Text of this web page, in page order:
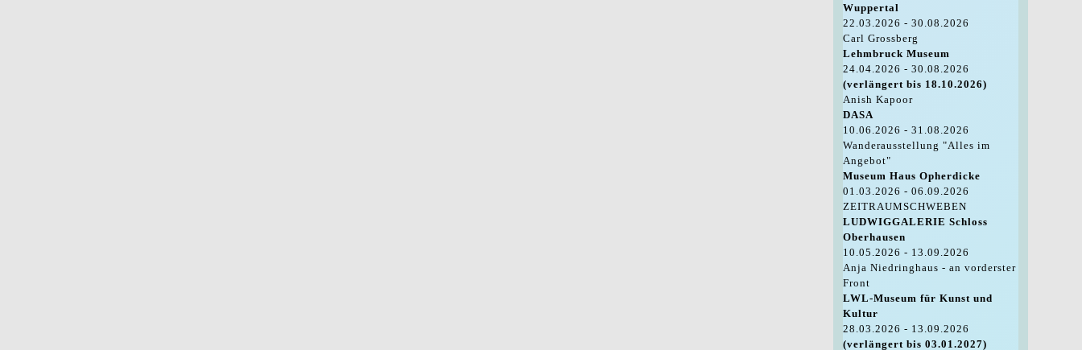
Wuppertal
22.03.2026 - 30.08.2026
Carl Grossberg
Lehmbruck Museum
24.04.2026 - 30.08.2026
(verlängert bis 18.10.2026)
Anish Kapoor
DASA
10.06.2026 - 31.08.2026
Wanderausstellung "Alles im
Angebot"
Museum Haus Opherdicke
01.03.2026 - 06.09.2026
ZEITRAUMSCHWEBEN
LUDWIGGALERIE Schloss
Oberhausen
10.05.2026 - 13.09.2026
Anja Niedringhaus - an vorderster
Front
LWL-Museum für Kunst und
Kultur
28.03.2026 - 13.09.2026
(verlängert bis 03.01.2027)